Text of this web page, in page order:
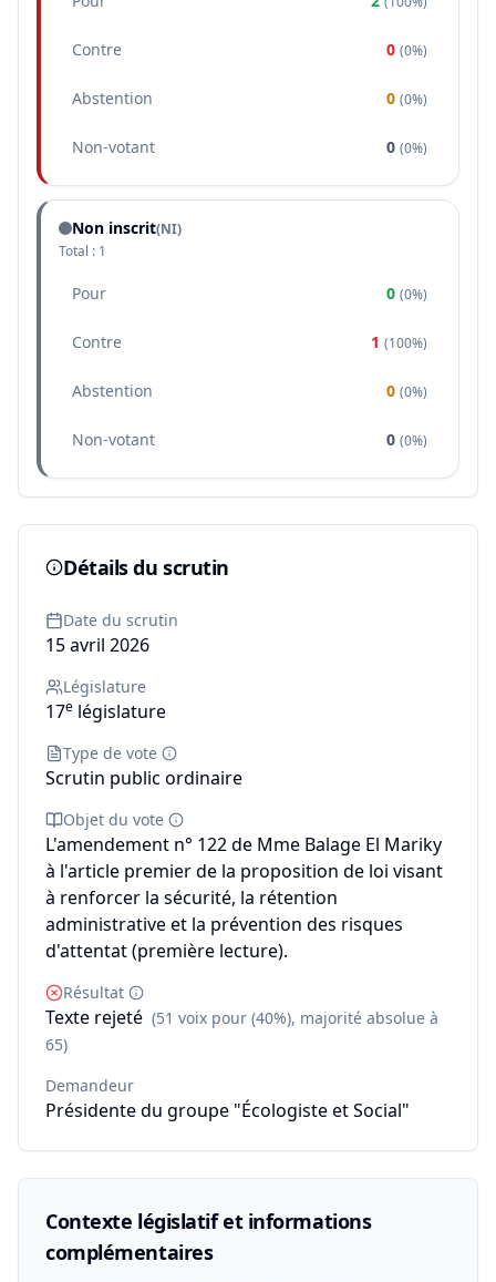
Contre 0 (0%)
Abstention 0 (0%)
Non-votant 0 (0%)
Non inscrit(NI)
Total : 1
Pour 0 (0%)
Contre 1 (100%)
Abstention 0 (0%)
Non-votant 0 (0%)
Détails du scrutin
Date du scrutin
15 avril 2026
Législature
17e législature
Type de vote
Scrutin public ordinaire
Objet du vote
L'amendement n° 122 de Mme Balage El Mariky
à l'article premier de la proposition de loi visant
à renforcer la sécurité, la rétention
administrative et la prévention des risques
d'attentat (première lecture).
Résultat
Texte rejeté (51 voix pour (40%), majorité absolue à
65)
Demandeur
Présidente du groupe "Écologiste et Social"
Contexte législatif et informations
complémentaires